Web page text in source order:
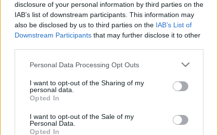
disclosure of your personal information by third parties on the
IAB’s list of downstream participants. This information may
also be disclosed by us to third parties on the IAB’s List of
Downstream Participants that may further disclose it to other
Personal Data Processing Opt Outs
I want to opt-out of the Sharing of my
personal data.
Opted In
I want to opt-out of the Sale of my
Personal Data.
Opted In
2026-08-06 KL. 08:40
Så ser du
meteorregnet och
Max fashion blir
kvar i Vallentuna